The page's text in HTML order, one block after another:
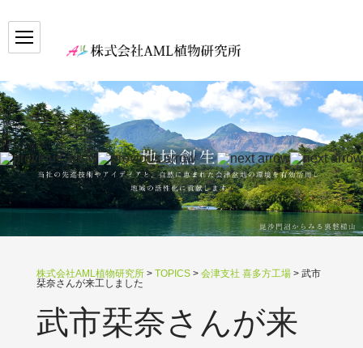
株式会社AML植物研究所> TOPICS> 会津支社 喜多方工場> 武市
栞奈さんが来工しました
武市栞奈さんが来